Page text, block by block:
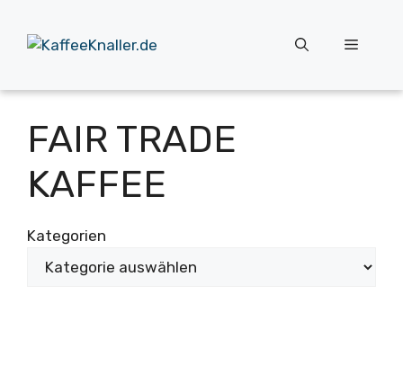
Inhalt
springen
Menü
FAIR TRADE
KAFFEE
Kategorien